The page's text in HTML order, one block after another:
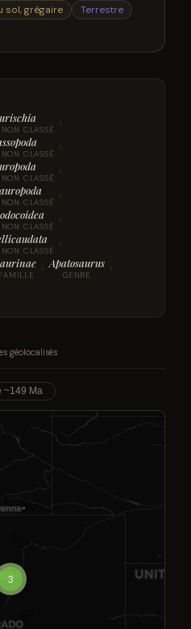
sol, grégaire Terrestre
CLASSÉ ›
CLASSÉ ›
CLASSÉ ›
CLASSÉ ›
CLASSÉ ›
CLASSÉ ›
› Apatosaurus
GENRE ›
géolocalisés
~149 Ma
3